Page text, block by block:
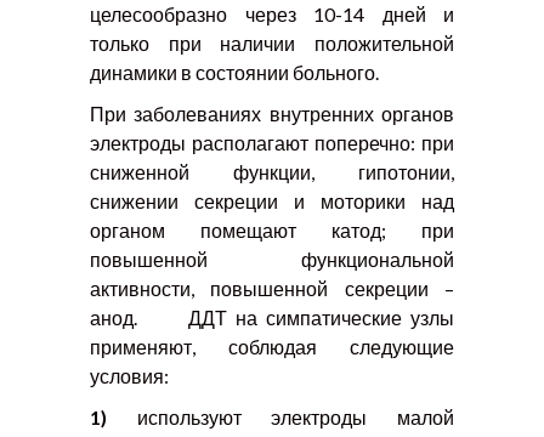
целесообразно через 10-14 дней и
только при наличии положительной
динамики в состоянии больного.
При заболеваниях внутренних органов
электроды располагают поперечно: при
сниженной функции, гипотонии,
снижении секреции и моторики над
органом помещают катод; при
повышенной функциональной
активности, повышенной секреции –
анод. ДДТ на симпатические узлы
применяют, соблюдая следующие
условия:
1) используют электроды малой